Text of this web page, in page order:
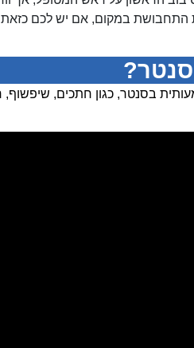
התחבושת במקום, אם יש לכם
בסנטר, כגון חתכים, שיפשוף,